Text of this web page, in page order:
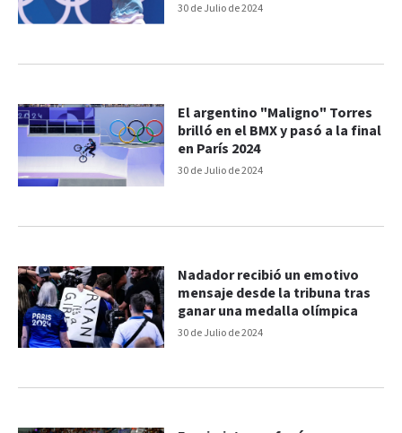
30 de Julio de 2024
30 de Julio de 2024
El argentino "Maligno" Torres
brilló en el BMX y pasó a la final
en París 2024
30 de Julio de 2024
Nadador recibió un emotivo
mensaje desde la tribuna tras
ganar una medalla olímpica